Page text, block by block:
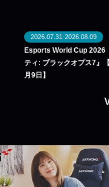
2026.07.31-2026.08.09
Esports World Cup 2026
ティ: ブラックオプス7』
月9日】